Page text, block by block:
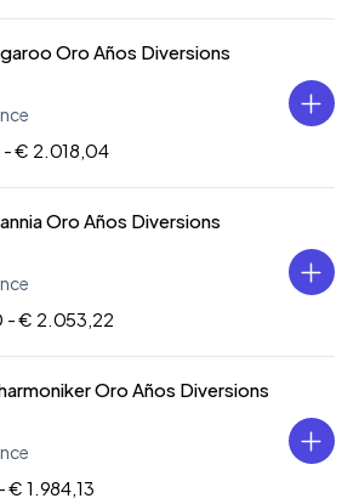
Oro Años Diversions
-€ 2.018,04
Oro Años Diversions
-€ 2.053,22
Oro Años Diversions
€ 1.984,13